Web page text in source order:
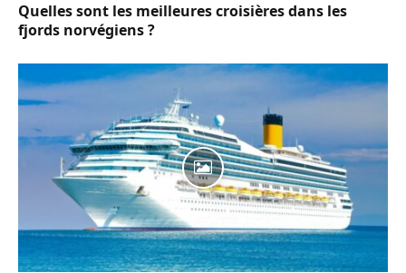
Quelles sont les meilleures croisières dans les
fjords norvégiens ?